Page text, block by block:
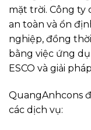
mặt trời. Công ty
an toàn và ổn
nghiệp, đồng
bằng việc ứng
ESCO và giải
QuangAnhcons
các dịch vụ: